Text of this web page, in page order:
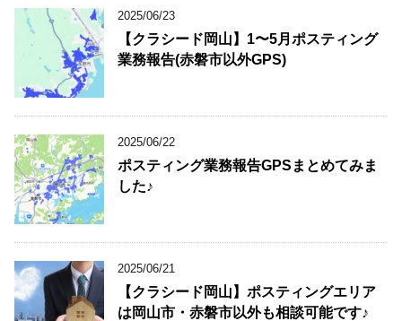
2025/06/23
【クラシード岡山】1〜5月ポスティング
業務報告(赤磐市以外GPS)
2025/06/22
ポスティング業務報告GPSまとめてみま
した♪
2025/06/21
【クラシード岡山】ポスティングエリア
は岡山市・赤磐市以外も相談可能です♪